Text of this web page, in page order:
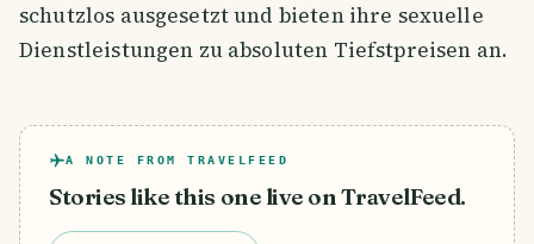
schutzlos ausgesetzt und bieten ihre sexuelle
Dienstleistungen zu absoluten Tiefstpreisen an.
A NOTE FROM TRAVELFEED
Stories like this one live on TravelFeed.